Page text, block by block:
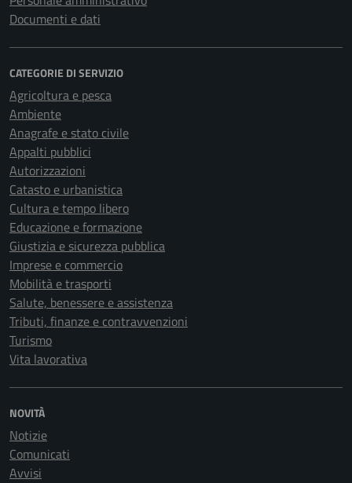
Documenti e dati
CATEGORIE DI SERVIZIO
Agricoltura e pesca
Ambiente
Anagrafe e stato civile
Appalti pubblici
Autorizzazioni
Catasto e urbanistica
Cultura e tempo libero
Educazione e formazione
Giustizia e sicurezza pubblica
Imprese e commercio
Mobilità e trasporti
Salute, benessere e assistenza
Tributi, finanze e contravvenzioni
Turismo
Vita lavorativa
NOVITÀ
Notizie
Comunicati
Avvisi